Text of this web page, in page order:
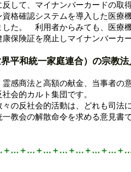
して、マイナンバーカードの取
資格確認システムを導入した医療
した。 利用者からみても、医療
保険証を廃止しマイナンバーカ
平和統一家庭連合）の宗教
感商法と高額の献金、当事者の
会的カルト集団です。
の反社会的活動は、どれも司法
教会の解散命令を求める意見書
＋…＋…＋…＋…＋…＋…＋…